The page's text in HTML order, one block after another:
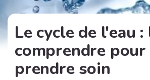
Le cycle de l'eau :
comprendre pour
prendre soin